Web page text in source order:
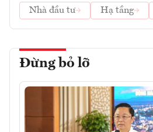
Nhà đầu tư
Hạ tầng
Đừng bỏ lỡ